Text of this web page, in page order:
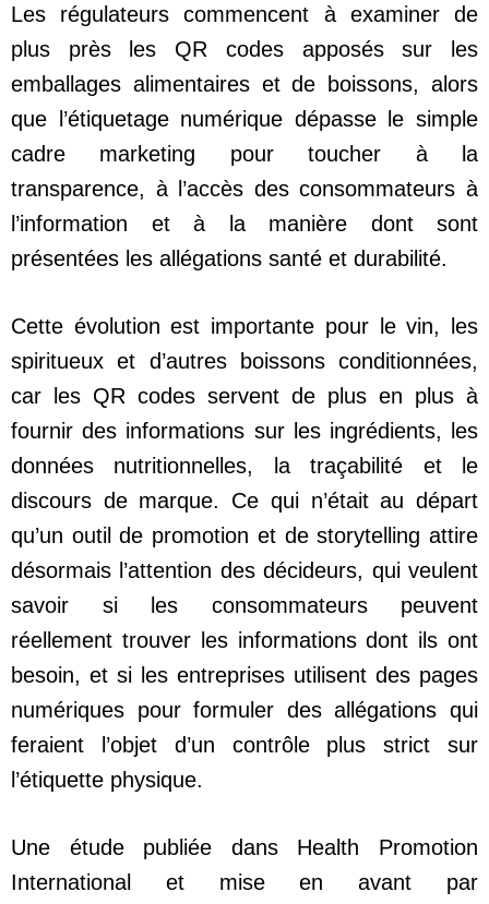
Les régulateurs commencent à examiner de
plus près les QR codes apposés sur les
emballages alimentaires et de boissons, alors
que l’étiquetage numérique dépasse le simple
cadre marketing pour toucher à la
transparence, à l’accès des consommateurs à
l’information et à la manière dont sont
présentées les allégations santé et durabilité.
Cette évolution est importante pour le vin, les
spiritueux et d’autres boissons conditionnées,
car les QR codes servent de plus en plus à
fournir des informations sur les ingrédients, les
données nutritionnelles, la traçabilité et le
discours de marque. Ce qui n’était au départ
qu’un outil de promotion et de storytelling attire
désormais l’attention des décideurs, qui veulent
savoir si les consommateurs peuvent
réellement trouver les informations dont ils ont
besoin, et si les entreprises utilisent des pages
numériques pour formuler des allégations qui
feraient l’objet d’un contrôle plus strict sur
l’étiquette physique.
Une étude publiée dans Health Promotion
International et mise en avant par